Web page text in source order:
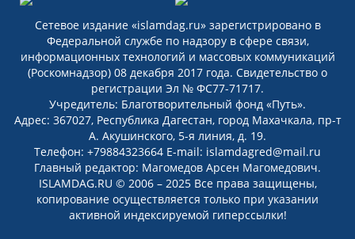
Сетевое издание «islamdag.ru» зарегистрировано в
Федеральной службе по надзору в сфере связи,
информационных технологий и массовых коммуникаций
(Роскомнадзор) 08 декабря 2017 года. Свидетельство о
регистрации Эл № ФС77-71717.
Учредитель: Благотворительный фонд «Путь».
Адрес: 367027, Республика Дагестан, город Махачкала, пр-т
А. Акушинского, 5-я линия, д. 19.
Телефон: +79884323664 E-mail: islamdagred@mail.ru
Главный редактор: Магомедов Арсен Магомедович.
ISLAMDAG.RU © 2006 – 2025 Все права защищены,
копирование осуществляется только при указании
активной индексируемой гиперссылки!